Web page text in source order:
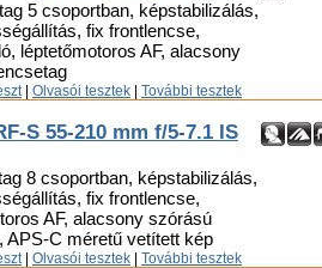
5 csoportban, képstabilizálás,
fix frontlencse,
léptetőmotoros AF, alacsony
Olvasói tesztek További tesztek
S 55-210 mm f/5-7.1 IS
8 csoportban, képstabilizálás,
fix frontlencse,
AF, alacsony szórású
APS-C méretű vetített kép
Olvasói tesztek További tesztek